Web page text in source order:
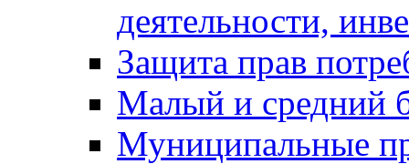
деятельности,
Защита прав
Малый и средний
Муниципальные